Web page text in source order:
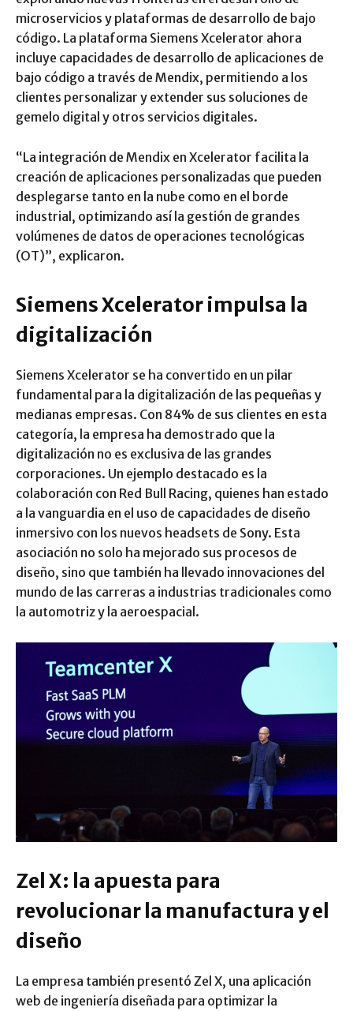
microservicios y plataformas de desarrollo de bajo
código. La plataforma Siemens Xcelerator ahora
incluye capacidades de desarrollo de aplicaciones de
bajo código a través de Mendix, permitiendo a los
clientes personalizar y extender sus soluciones de
gemelo digital y otros servicios digitales.
“La integración de Mendix en Xcelerator facilita la
creación de aplicaciones personalizadas que pueden
desplegarse tanto en la nube como en el borde
industrial, optimizando así la gestión de grandes
volúmenes de datos de operaciones tecnológicas
(OT)”, explicaron.
Siemens Xcelerator impulsa la
digitalización
Siemens Xcelerator se ha convertido en un pilar
fundamental para la digitalización de las pequeñas y
medianas empresas. Con 84% de sus clientes en esta
categoría, la empresa ha demostrado que la
digitalización no es exclusiva de las grandes
corporaciones. Un ejemplo destacado es la
colaboración con Red Bull Racing, quienes han estado
a la vanguardia en el uso de capacidades de diseño
inmersivo con los nuevos headsets de Sony. Esta
asociación no solo ha mejorado sus procesos de
diseño, sino que también ha llevado innovaciones del
mundo de las carreras a industrias tradicionales como
la automotriz y la aeroespacial.
Zel X: la apuesta para
revolucionar la manufactura y el
diseño
La empresa también presentó Zel X, una aplicación
web de ingeniería diseñada para optimizar la